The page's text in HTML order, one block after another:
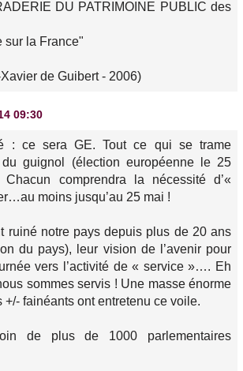
DU PATRIMOINE PUBLIC des
sur la France"
de Guibert - 2006)
09:30
: ce sera GE. Tout ce qui se trame
du guignol (élection européenne le 25
comprendra la nécessité d’«
moins jusqu’au 25 mai !
ruiné notre pays depuis plus de 20 ans
du pays), leur vision de l’avenir pour
vers l’activité de « service »…. Eh
sommes servis ! Une masse énorme
+/- fainéants ont entretenu ce voile.
de plus de 1000 parlementaires